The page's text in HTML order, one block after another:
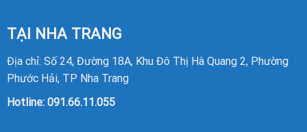
TẠI NHA TRANG
Địa chỉ: Số 24, Đường 18A, Khu Đô Thị Hà Quang 2, Phường
Phước Hải, TP Nha Trang
Hotline: 091.66.11.055